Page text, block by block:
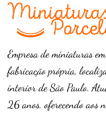
Empresa de miniaturas
fabricação própria,
interior de São Paulo.
26 anos, oferecendo aos